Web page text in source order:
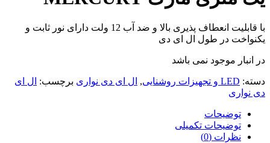
با قابلیت انعطاف پذیری بالا و ضد آب 12 ولت دارای نور ثابت و
یکنواخت در طول ال ای دی
در انبار موجود نمی باشد
دسته: LED و تجهیزات روشنایی , ال ای دی نواری برچسب: ال ای
دی نواری
توضیحات
توضیحات تکمیلی
نظرات (0)